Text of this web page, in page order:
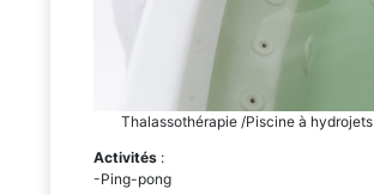
Thalassothérapie /Piscine à hydrojets
Activités :
-Ping-pong